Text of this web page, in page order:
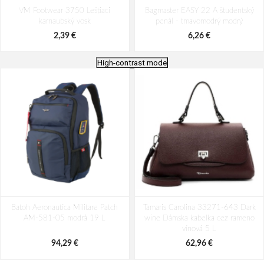
VM Footwear 3750 Leštiaci
karnaubský vosk
2,39 €
Bagmaster EASY 22 A študentský
penál - tmavomodrý modrý
6,26 €
AM-580-05 modrá 22 L
Rosé 35 l
49,10 €
High-contrast mode
Batoh Aeronautica Militare Patch
AM-581-05 modrá 19 L
94,29 €
Tamaris Carolina 33271-643 Dark
wine Dámska kabelka cez rameno
vínová 5 L
62,96 €